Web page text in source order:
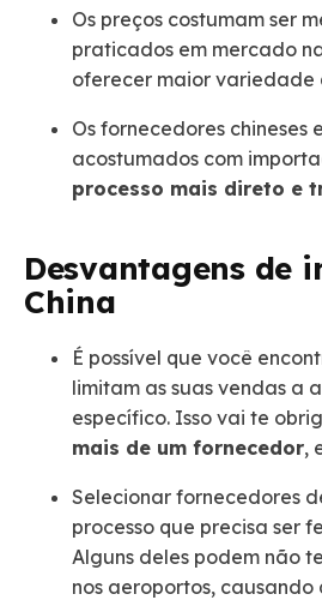
Os preços costumam ser
praticados em mercado
oferecer maior variedade
Os fornecedores chineses
acostumados com
processo mais direto e
Desvantagens de
China
É possível que você
limitam as suas vendas a
específico. Isso vai te
mais de um fornecedor,
Selecionar fornecedores
processo que precisa ser
Alguns deles podem não
nos aeroportos,